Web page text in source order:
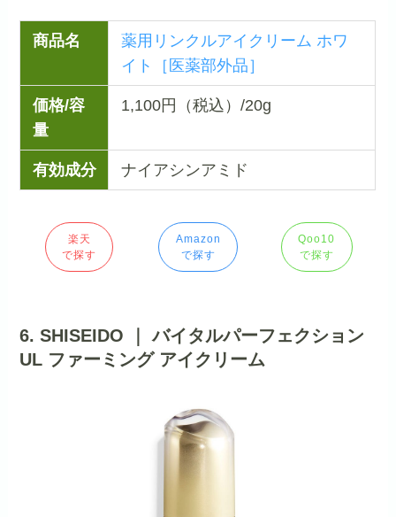
商品名
薬用リンクルアイクリーム ホワ
イト［医薬部外品］
価格/容
量
1,100円（税込）/20g
有効成分 ナイアシンアミド
楽天
で探す
Amazon
で探す
Qoo10
で探す
6. SHISEIDO ｜ バイタルパーフェクション
UL ファーミング アイクリーム